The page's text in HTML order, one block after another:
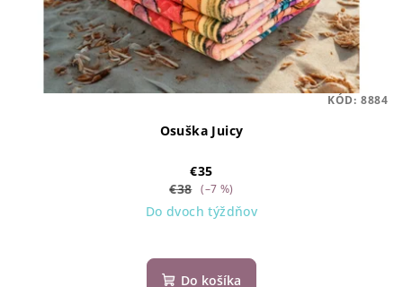
Osuška Juicy
€35
€38 (–7 %)
Do dvoch týždňov
Do košíka
KÓD: 8884